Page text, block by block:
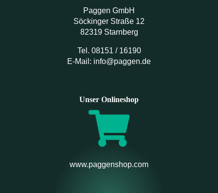
Paggen GmbH
Söckinger Straße 12
82319 Starnberg
Tel. 08151 / 16190
E-Mail: info@paggen.de
Unser Onlineshop
www.paggenshop.com